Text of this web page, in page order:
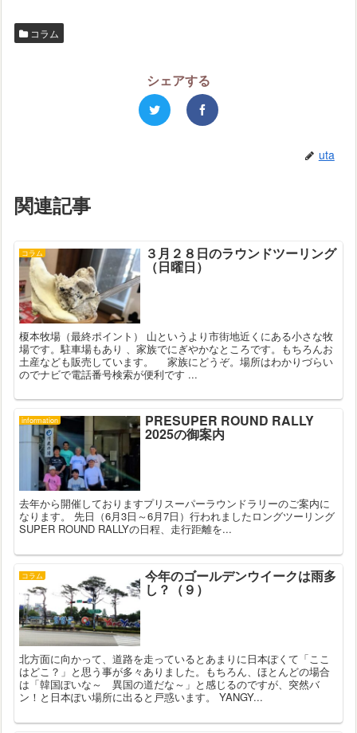
コラム
シェアする
uta
関連記事
コラム ３月２８日のラウンドツーリング
（日曜日）
榎本牧場（最終ポイント） 山というより市街地近くにある小さな牧
場です。駐車場もあり 、家族でにぎやかなところです。もちろんお
土産なども販売しています。 家族にどうぞ。場所はわかりづらい
のでナビで電話番号検索が便利です ...
information PRESUPER ROUND RALLY
2025の御案内
去年から開催しておりますプリスーパーラウンドラリーのご案内に
なります。 先日（6月3日～6月7日）行われましたロングツーリング
SUPER ROUND RALLYの日程、走行距離を...
コラム 今年のゴールデンウイークは雨多
し？（９）
北方面に向かって、道路を走っているとあまりに日本ぽくて「ここ
はどこ？」と思う事が多々ありました。もちろん、ほとんどの場合
は「韓国ぽいな～ 異国の道だな～」と感じるのですが、突然バ
ン！と日本ぽい場所に出ると戸惑います。 YANGY...